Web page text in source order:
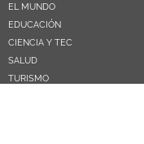
EL MUNDO
EDUCACIÓN
CIENCIA Y TEC
SALUD
TURISMO